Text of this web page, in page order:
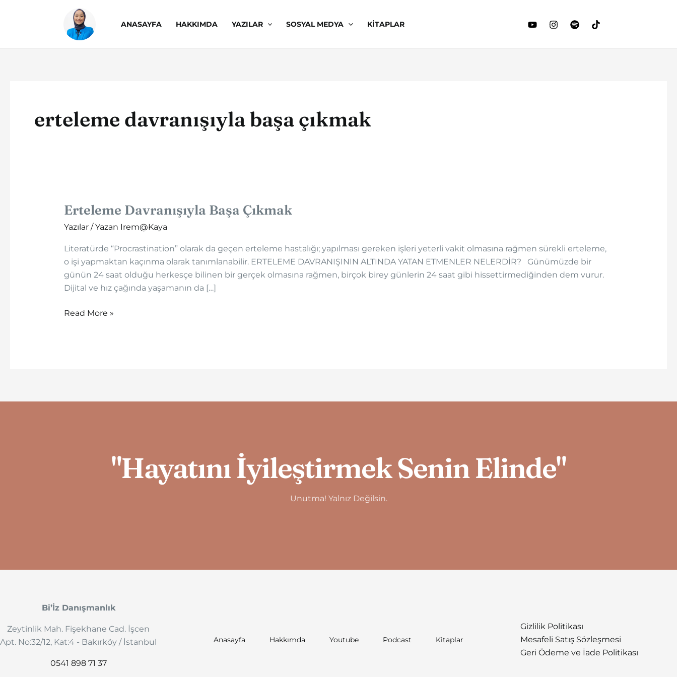
ANASAYFA HAKKIMDA YAZILAR SOSYAL MEDYA KITAPLAR
erteleme davranışıyla başa çıkmak
Erteleme Davranışıyla Başa Çıkmak
Yazılar/ Yazan Irem@Kaya
Literatürde “Procrastination” olarak da geçen erteleme hastalığı; yapılması gereken işleri yeterli vakit olmasına rağmen sürekli erteleme,
o işi yapmaktan kaçınma olarak tanımlanabilir. ERTELEME DAVRANIŞININ ALTINDA YATAN ETMENLER NELERDİR? Günümüzde bir
günün 24 saat olduğu herkesçe bilinen bir gerçek olmasına rağmen, birçok birey günlerin 24 saat gibi hissettirmediğinden dem vurur.
Dijital ve hız çağında yaşamanın da […]
Erteleme
Davranışıyla
Çıkmak
Read More »
"Hayatını İyileştirmek Senin Elinde"
Unutma! Yalnız Değilsin.
Bi’İz Danışmanlık
Zeytinlik Mah. Fişekhane Cad. İşcen
Apt. No:32/12, Kat:4 - Bakırköy / İstanbul
0541 898 71 37
Anasayfa Hakkımda Youtube Podcast Kitaplar
Gizlilik Politikası
Mesafeli Satış Sözleşmesi
Geri Ödeme ve İade Politikası